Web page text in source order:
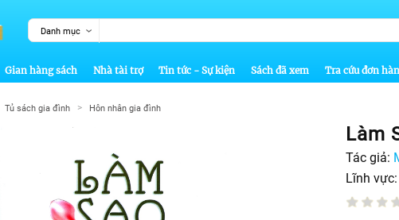
Danh mục
Gian hàng sách Nhà tài trợ Tin tức - Sự kiện Sách đã xem Tra cứu đơn
Tủ sách gia đình > Hôn nhân gia đình
Làm
Tác giả:
Lĩnh